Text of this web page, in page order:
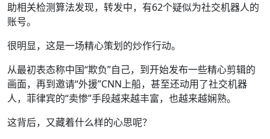
助相关检测算法发现，转发中，有62个疑似为社交机器人的
账号。
很明显，这是一场精心策划的炒作行动。
从最初表态称中国“欺负”自己，到开始发布一些精心剪辑的
画面，再到邀请“外援”CNN上船，甚至还动用了社交机器
人，菲律宾的“卖惨”手段越来越丰富，也越来越娴熟。
这背后，又藏着什么样的心思呢？